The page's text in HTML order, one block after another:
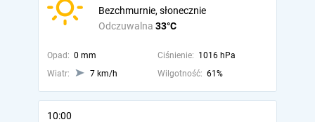
Odczuwalna 33°C
Bezchmurnie, słonecznie
Opad: 0 mm Ciśnienie: 1016 hPa
Wiatr:
7 km/h Wilgotność: 61%
10:00